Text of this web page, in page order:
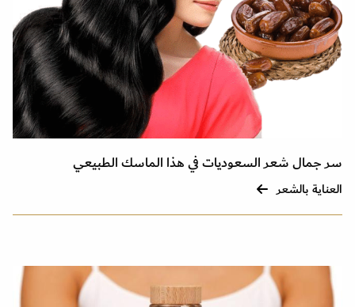
سر جمال شعر السعوديات في هذا الماسك الطبيعي
العناية بالشعر